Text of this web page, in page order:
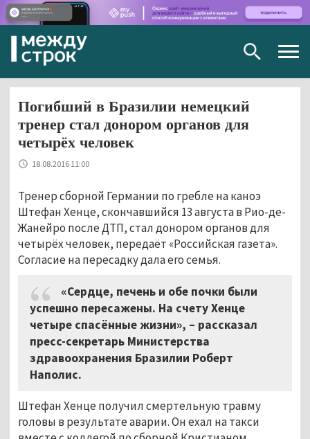
Погибший в Бразилии немецкий
тренер стал донором органов для
четырёх человек
18.08.2016 11:00
Тренер сборной Германии по гребле на каноэ
Штефан Хенце, скончавшийся 13 августа в Рио-де-
Жанейро после ДТП, стал донором органов для
четырёх человек, передаёт «Российская газета».
Согласие на пересадку дала его семья.
«Сердце, печень и обе почки были
успешно пересажены. На счету Хенце
четыре спасённые жизни», – рассказал
пресс-секретарь Министерства
здравоохранения Бразилии Роберт
Наполис.
Штефан Хенце получил смертельную травму
головы в результате аварии. Он ехал на такси